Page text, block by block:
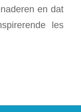
en dat
les